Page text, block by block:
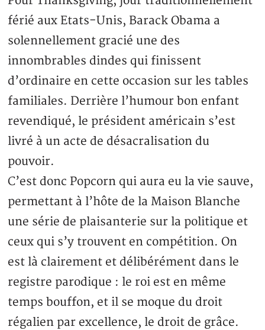
férié aux Etats-Unis, Barack Obama a
solennellement gracié une des
innombrables dindes qui finissent
d’ordinaire en cette occasion sur les tables
familiales. Derrière l’humour bon enfant
revendiqué, le président américain s’est
livré à un acte de désacralisation du
pouvoir.
C’est donc Popcorn qui aura eu la vie sauve,
permettant à l’hôte de la Maison Blanche
une série de plaisanterie sur la politique et
ceux qui s’y trouvent en compétition. On
est là clairement et délibérément dans le
registre parodique : le roi est en même
temps bouffon, et il se moque du droit
régalien par excellence, le droit de grâce.